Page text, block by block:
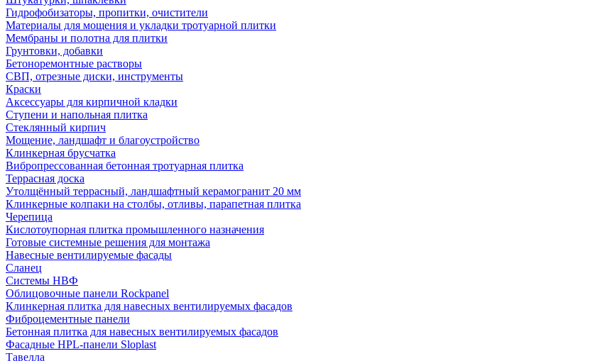
Гидрофобизаторы, пропитки, очистители
Материалы для мощения и укладки тротуарной плитки
Мембраны и полотна для плитки
Грунтовки, добавки
Бетоноремонтные растворы
СВП, отрезные диски, инструменты
Краски
Аксессуары для кирпичной кладки
Ступени и напольная плитка
Cтеклянный кирпич
Мощение, ландшафт и благоустройство
Клинкерная брусчатка
Вибропрессованная бетонная тротуарная плитка
Террасная доска
Утолщённый террасный, ландшафтный керамогранит 20 мм
Клинкерные колпаки на столбы, отливы, парапетная плитка
Черепица
Кислотоупорная плитка промышленного назначения
Готовые системные решения для монтажа
Навесные вентилируемые фасады
Сланец
Системы НВФ
Облицовочные панели Rockpanel
Клинкерная плитка для навесных вентилируемых фасадов
Фиброцементные панели
Бетонная плитка для навесных вентилируемых фасадов
Фасадные HPL-панели Sloplast
Тавелла